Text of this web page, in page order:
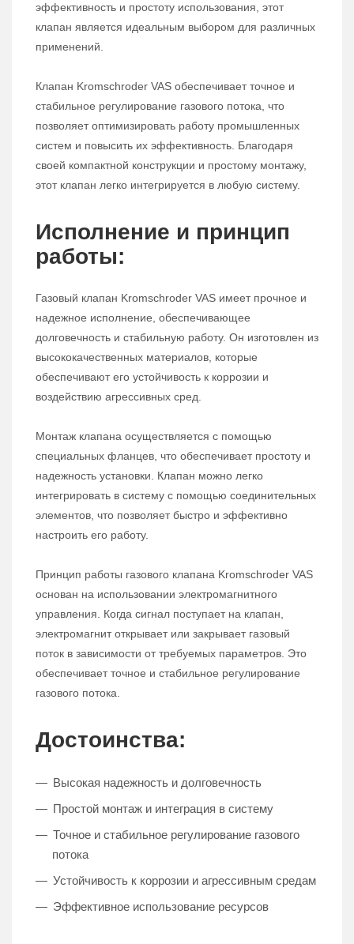
эффективность и простоту использования, этот
клапан является идеальным выбором для различных
применений.
Клапан Kromschroder VAS обеспечивает точное и
стабильное регулирование газового потока, что
позволяет оптимизировать работу промышленных
систем и повысить их эффективность. Благодаря
своей компактной конструкции и простому монтажу,
этот клапан легко интегрируется в любую систему.
Исполнение и принцип
работы:
Газовый клапан Kromschroder VAS имеет прочное и
надежное исполнение, обеспечивающее
долговечность и стабильную работу. Он изготовлен из
высококачественных материалов, которые
обеспечивают его устойчивость к коррозии и
воздействию агрессивных сред.
Монтаж клапана осуществляется с помощью
специальных фланцев, что обеспечивает простоту и
надежность установки. Клапан можно легко
интегрировать в систему с помощью соединительных
элементов, что позволяет быстро и эффективно
настроить его работу.
Принцип работы газового клапана Kromschroder VAS
основан на использовании электромагнитного
управления. Когда сигнал поступает на клапан,
электромагнит открывает или закрывает газовый
поток в зависимости от требуемых параметров. Это
обеспечивает точное и стабильное регулирование
газового потока.
Достоинства:
Высокая надежность и долговечность
Простой монтаж и интеграция в систему
Точное и стабильное регулирование газового
потока
Устойчивость к коррозии и агрессивным средам
Эффективное использование ресурсов